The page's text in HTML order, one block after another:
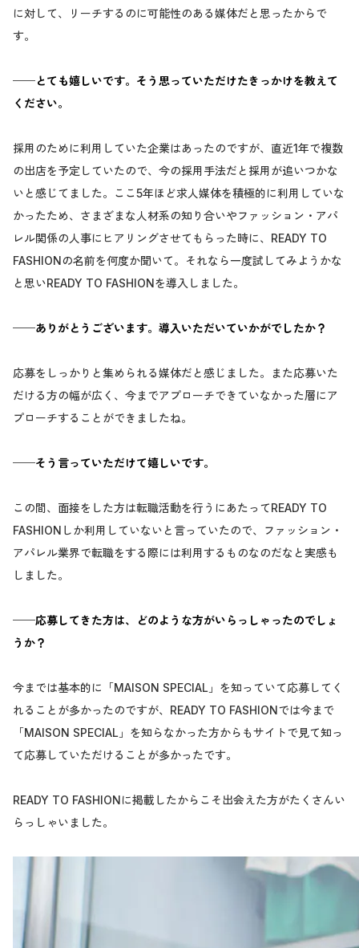
に対して、リーチするのに可能性のある媒体だと思ったからで
す。
──とても嬉しいです。そう思っていただけたきっかけを教えて
ください。
採用のために利用していた企業はあったのですが、直近1年で複数
の出店を予定していたので、今の採用手法だと採用が追いつかな
いと感じてました。ここ5年ほど求人媒体を積極的に利用していな
かったため、さまざまな人材系の知り合いやファッション・アパ
レル関係の人事にヒアリングさせてもらった時に、READY TO
FASHIONの名前を何度か聞いて。それなら一度試してみようかな
と思いREADY TO FASHIONを導入しました。
──ありがとうございます。導入いただいていかがでしたか？
応募をしっかりと集められる媒体だと感じました。また応募いた
だける方の幅が広く、今までアプローチできていなかった層にア
プローチすることができましたね。
──そう言っていただけて嬉しいです。
この間、面接をした方は転職活動を行うにあたってREADY TO
FASHIONしか利用していないと言っていたので、ファッション・
アパレル業界で転職をする際には利用するものなのだなと実感も
しました。
──応募してきた方は、どのような方がいらっしゃったのでしょ
うか？
今までは基本的に「MAISON SPECIAL」を知っていて応募してく
れることが多かったのですが、READY TO FASHIONでは今まで
「MAISON SPECIAL」を知らなかった方からもサイトで見て知っ
て応募していただけることが多かったです。
READY TO FASHIONに掲載したからこそ出会えた方がたくさんい
らっしゃいました。